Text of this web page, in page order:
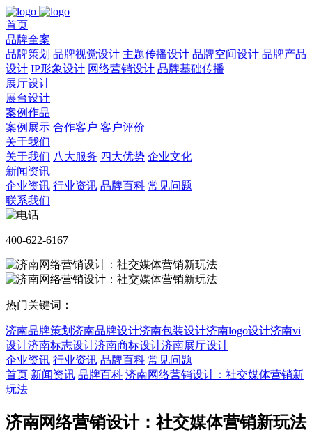
首页
品牌全案
品牌策划 品牌视觉设计 主题传播设计 品牌空间设计 品牌产品
设计 IP形象设计 网络营销设计 品牌基础传播
展厅设计
展台设计
案例作品
案例展示 合作客户 客户评价
关于我们
关于我们 八大服务 四大优势 企业文化
新闻资讯
企业资讯 行业资讯 品牌百科 常见问题
联系我们
400-622-6167
热门关键词：
济南品牌策划 济南品牌设计济南包装设计济南logo设计济南vi
设计济南标志设计济南商标设计济南展厅设计
企业资讯 行业资讯 品牌百科 常见问题
首页 新闻资讯 品牌百科 济南网络营销设计：社交媒体营销新
玩法
济南网络营销设计：社交媒体营销新玩法